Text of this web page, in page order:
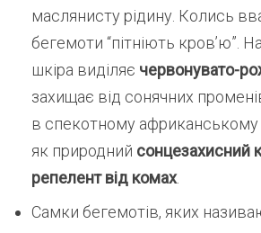
маслянисту рідину. Колись
бегемоти “пітніють кров’ю”.
шкіра виділяє червонувато-
захищає від сонячних
в спекотному африканському
як природний сонцезахисний
репелент від комах.
Самки бегемотів, яких